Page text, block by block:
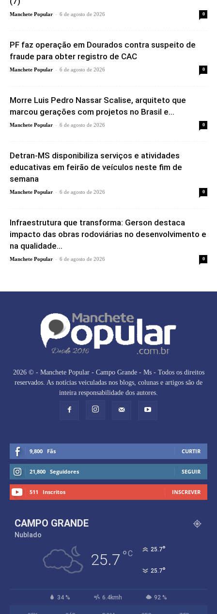
Manchete Popular - 6 de agosto de 2026 0
PF faz operação em Dourados contra suspeito de
fraude para obter registro de CAC
Manchete Popular - 6 de agosto de 2026 0
Morre Luis Pedro Nassar Scalise, arquiteto que
marcou gerações com projetos no Brasil e...
Manchete Popular - 6 de agosto de 2026 0
Detran-MS disponibiliza serviços e atividades
educativas em feirão de veículos neste fim de
semana
Manchete Popular - 6 de agosto de 2026 0
Infraestrutura que transforma: Gerson destaca
impacto das obras rodoviárias no desenvolvimento e
na qualidade...
Manchete Popular - 6 de agosto de 2026 0
2026 © - Manchete Popular - Campo Grande - Ms - Todos os direitos
reservados. As notícias veiculadas nos blogs, colunas e artigos são de
inteira responsabilidade dos autores.
9,800 Fãs CURTIR
21,800 Seguidores SEGUIR
511 Inscritos INSCREVER
CAMPO GRANDE
Nublado
25.7 °C 25.7°
25.7°
34 % 6.4kmh 92 %